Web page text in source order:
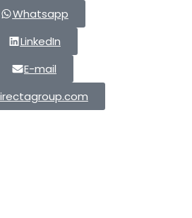
Whatsapp
LinkedIn
E-mail